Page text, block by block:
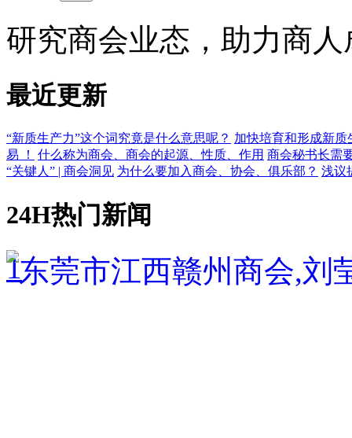
研究商会业态，助力商
最近更新
“新质生产力”这个词究竟是什么意思呢？ 加快培育和形成新质
易 ！
什么称为商会、商会的起源、性质、作用 商会秘书长需
“关键人” | 商会洞见 为什么要加入商会、协会、俱乐部？ 浅议
24H热门新闻
1